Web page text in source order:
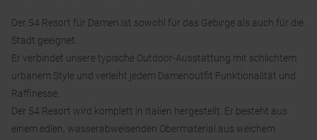
Der 54 Resort für Damen ist sowohl für das Gebirge als auch für die
Stadt geeignet.
Er verbindet unsere typische Outdoor-Ausstattung mit schlichtem
urbanem Style und verleiht jedem Damenoutfit Funktionalität und
Raffinesse.
Der 54 Resort wird komplett in Italien hergestellt. Er besteht aus
einem edlen, wasserabweisenden Obermaterial aus weichem